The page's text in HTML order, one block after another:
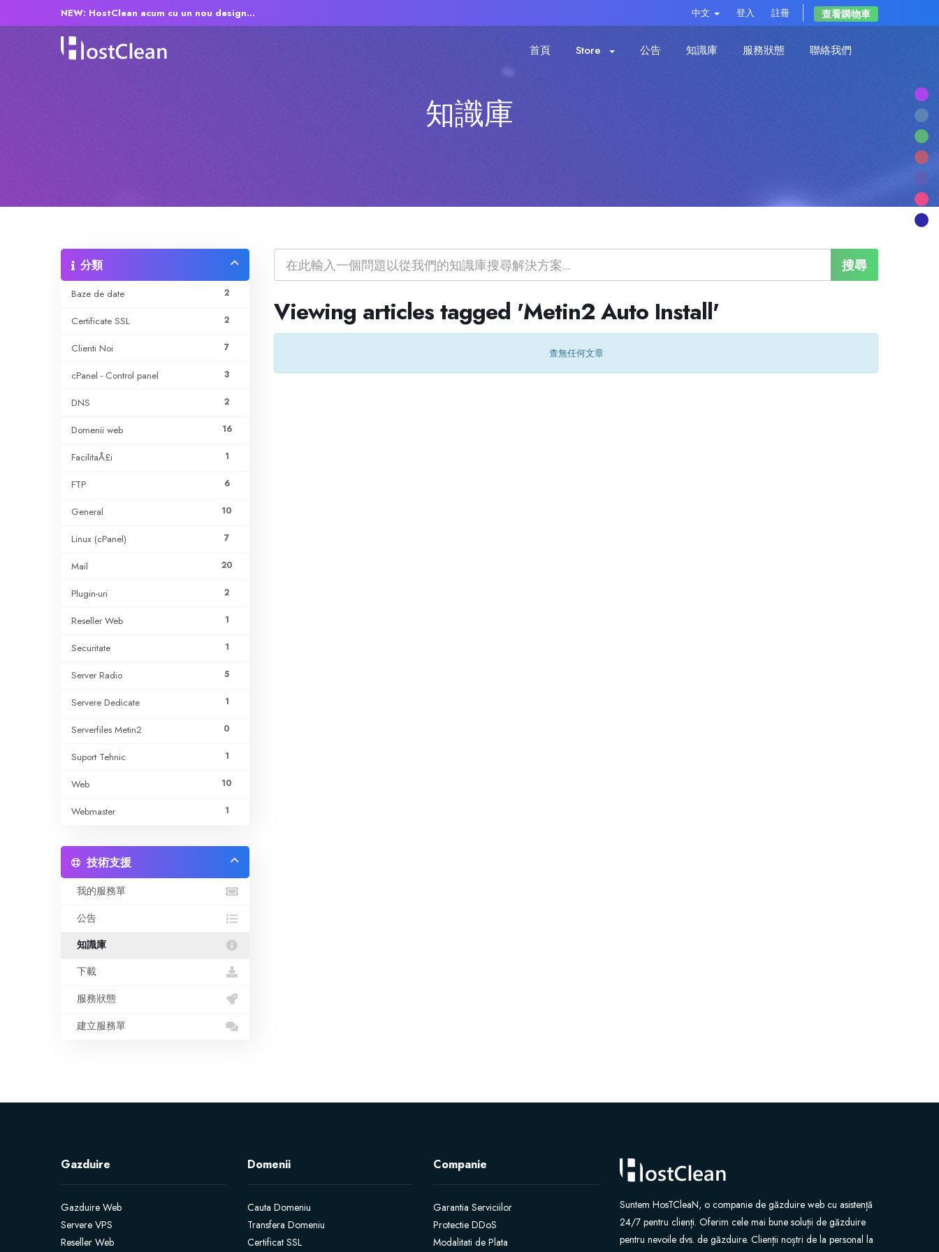
NEW: HostClean acum cu un nou design... 中文 登入 註冊 查看購物車
首頁 Store 公告 知識庫 服務狀態 聯絡我們
知識庫
分類
2
Baze de date
2
Certificate SSL
7
Clienti Noi
3
cPanel - Control panel
2
DNS
16
Domenii web
1
FacilitaÅ£i
6
FTP
10
General
7
Linux (cPanel)
20
Mail
2
Plugin-uri
1
Reseller Web
1
Securitate
5
Server Radio
1
Servere Dedicate
0
Serverfiles Metin2
1
Suport Tehnic
10
Web
1
Webmaster
技術支援
我的服務單
公告
知識庫
下載
服務狀態
建立服務單
Viewing articles tagged 'Metin2 Auto Install'
查無任何文章
Gazduire
Gazduire Web
Servere VPS
Reseller Web
Domenii
Cauta Domeniu
Transfera Domeniu
Certificat SSL
Companie
Garantia Serviciilor
Protectie DDoS
Modalitati de Plata
Suntem HosTCleaN, o companie de găzduire web cu asistență
24/7 pentru clienți. Oferim cele mai bune soluții de găzduire
pentru nevoile dvs. de găzduire. Clienții noștri de la personal la